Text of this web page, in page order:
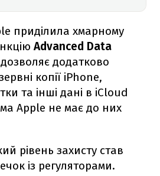
приділила хмарному
Advanced Data
додатково
копії iPhone,
та інші дані в iCloud
Apple не має до них
рівень захисту став
із регуляторами.